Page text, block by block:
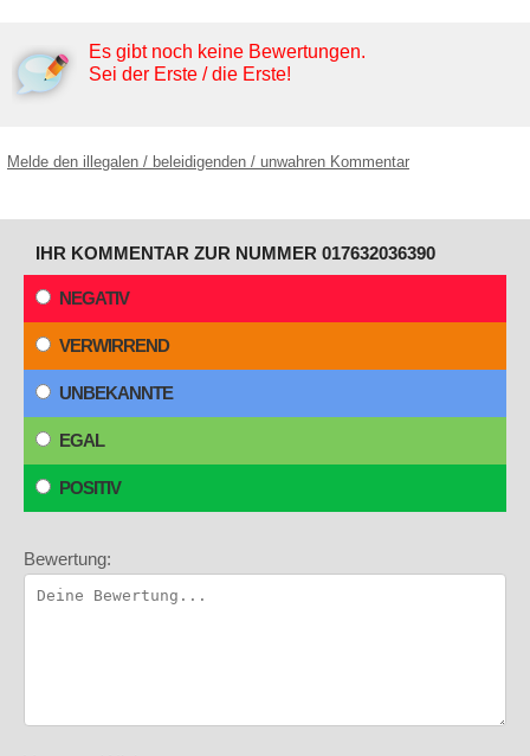
Es gibt noch keine Bewertungen.
Sei der Erste / die Erste!
Melde den illegalen / beleidigenden / unwahren Kommentar
IHR KOMMENTAR ZUR NUMMER 017632036390
NEGATIV
VERWIRREND
UNBEKANNTE
EGAL
POSITIV
Bewertung: